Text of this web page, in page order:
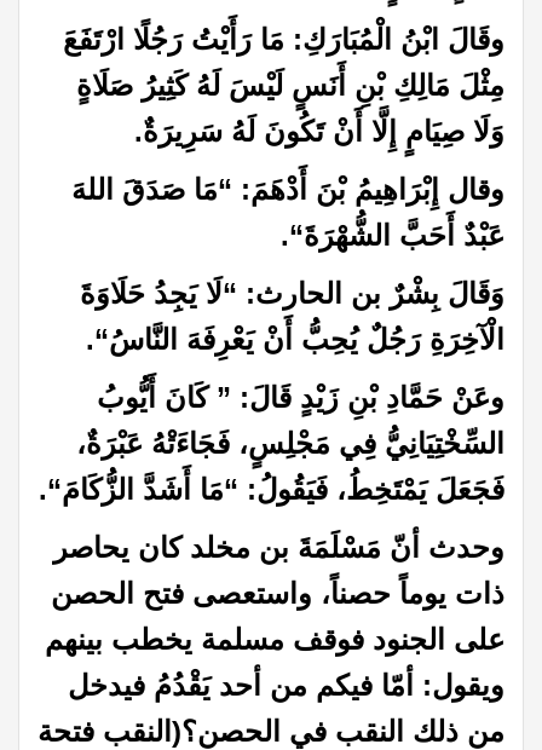
وقَالَ ابْنُ الْمُبَارَكِ: مَا رَأَيْتُ رَجُلًا ارْتَفَعَ
مِثْلَ مَالِكِ بْنِ أَنَسٍ لَيْسَ لَهُ كَثِيرُ صَلَاةٍ
وَلَا صِيَامٍ إِلَّا أَنْ تَكُونَ لَهُ سَرِيرَةٌ.
وقال إِبْرَاهِيمُ بْنَ أَدْهَمَ: “مَا صَدَقَ اللهَ
عَبْدٌ أَحَبَّ الشُّهْرَةَ“
.
وَقَالَ بِشْرٌ بن الحارث: “لَا يَجِدُ حَلَاوَةَ
الْآخِرَةِ رَجُلٌ يُحِبُّ أَنْ يَعْرِفَهَ النَّاسُ“
.
وعَنْ حَمَّادِ بْنِ زَيْدٍ قَالَ: ” كَانَ أَيُّوبُ
السِّخْتِيَانِيُّ فِي مَجْلِسٍ، فَجَاءَتْهُ عَبْرَةٌ،
فَجَعَلَ يَمْتَخِطُ، فَيَقُولُ: “مَا أَشَدَّ الزُّكَامَ“
.
وحدث أنّ مَسْلَمَةَ بن مخلد كان يحاصر
ذات يوماً حصناً، واستعصى فتح الحصن
على الجنود فوقف مسلمة يخطب بينهم
ويقول: أمّا فيكم من أحد يَقْدُمُ فيدخل
من ذلك النقب في الحصن؟(النقب فتحة